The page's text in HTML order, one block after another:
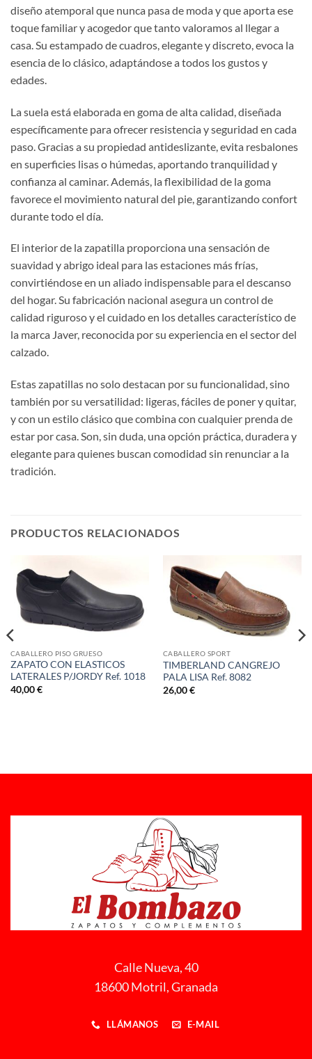
diseño atemporal que nunca pasa de moda y que aporta ese
toque familiar y acogedor que tanto valoramos al llegar a
casa. Su estampado de cuadros, elegante y discreto, evoca la
esencia de lo clásico, adaptándose a todos los gustos y
edades.
La suela está elaborada en goma de alta calidad, diseñada
específicamente para ofrecer resistencia y seguridad en cada
paso. Gracias a su propiedad antideslizante, evita resbalones
en superficies lisas o húmedas, aportando tranquilidad y
confianza al caminar. Además, la flexibilidad de la goma
favorece el movimiento natural del pie, garantizando confort
durante todo el día.
El interior de la zapatilla proporciona una sensación de
suavidad y abrigo ideal para las estaciones más frías,
convirtiéndose en un aliado indispensable para el descanso
del hogar. Su fabricación nacional asegura un control de
calidad riguroso y el cuidado en los detalles característico de
la marca Javer, reconocida por su experiencia en el sector del
calzado.
Estas zapatillas no solo destacan por su funcionalidad, sino
también por su versatilidad: ligeras, fáciles de poner y quitar,
y con un estilo clásico que combina con cualquier prenda de
estar por casa. Son, sin duda, una opción práctica, duradera y
elegante para quienes buscan comodidad sin renunciar a la
tradición.
PRODUCTOS RELACIONADOS
CABALLERO PISO GRUESO
ZAPATO CON ELASTICOS
LATERALES P/JORDY Ref. 1018
40,00€
CABALLERO SPORT
TIMBERLAND CANGREJO
PALA LISA Ref. 8082
26,00€
Calle Nueva, 40
18600 Motril, Granada
LLÁMANOS E-MAIL